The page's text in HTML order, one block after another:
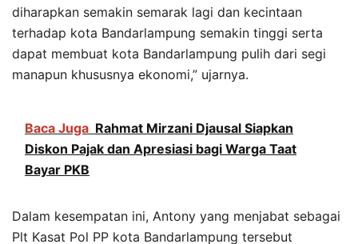
diharapkan semakin semarak lagi dan kecintaan
terhadap kota Bandarlampung semakin tinggi serta
dapat membuat kota Bandarlampung pulih dari segi
manapun khususnya ekonomi,” ujarnya.
Baca Juga Rahmat Mirzani Djausal Siapkan
Diskon Pajak dan Apresiasi bagi Warga Taat
Bayar PKB
Dalam kesempatan ini, Antony yang menjabat sebagai
Plt Kasat Pol PP kota Bandarlampung tersebut